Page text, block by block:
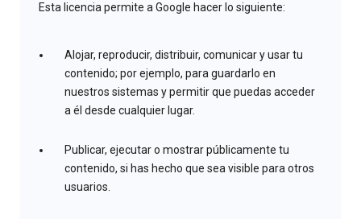
Esta licencia permite a Google hacer lo siguiente:
Alojar, reproducir, distribuir, comunicar y usar tu
contenido; por ejemplo, para guardarlo en
nuestros sistemas y permitir que puedas acceder
a él desde cualquier lugar.
Publicar, ejecutar o mostrar públicamente tu
contenido, si has hecho que sea visible para otros
usuarios.